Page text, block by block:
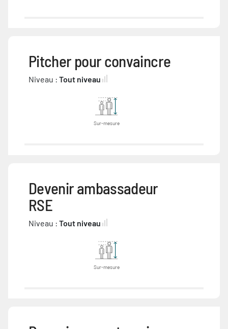
Pitcher pour convaincre
Niveau : Tout niveau
Sur-mesure
Devenir ambassadeur
RSE
Niveau : Tout niveau
Sur-mesure